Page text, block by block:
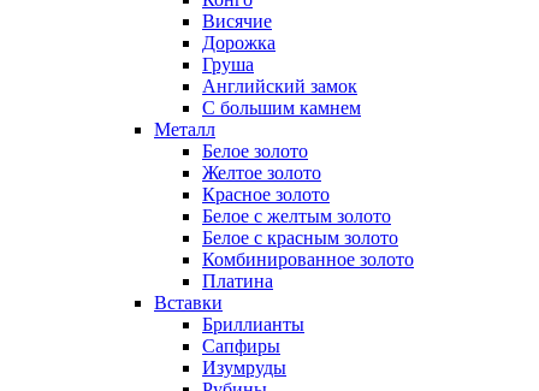
Висячие
Дорожка
Груша
Английский замок
С большим камнем
Металл
Белое золото
Желтое золото
Красное золото
Белое с желтым золото
Белое с красным золото
Комбинированное золото
Платина
Вставки
Бриллианты
Сапфиры
Изумруды